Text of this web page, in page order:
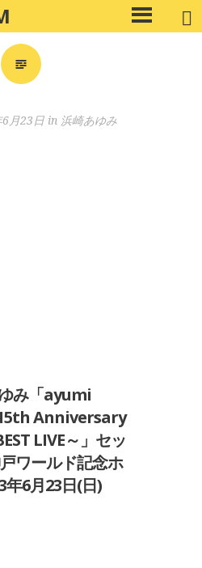
メ
イ
月23日 in 浜崎あゆみ
み「ayumi
Anniversary
LIVE～」セッ
ワールド記念ホ
年6月23日(日)